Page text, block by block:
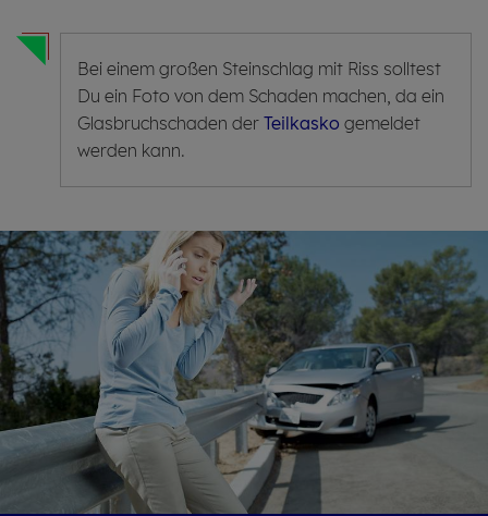
Bei einem großen Steinschlag mit Riss solltest
Du ein Foto von dem Schaden machen, da ein
Glasbruchschaden der Teilkasko gemeldet
werden kann.